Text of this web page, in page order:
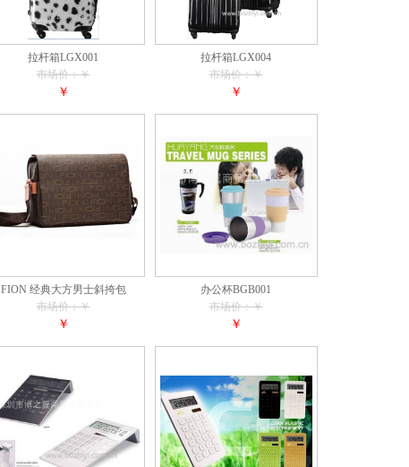
拉杆箱LGX001
市场价：￥
￥
拉杆箱LGX004
市场价：￥
￥
FION 经典大方男士斜挎包
市场价：￥
￥
办公杯BGB001
市场价：￥
￥